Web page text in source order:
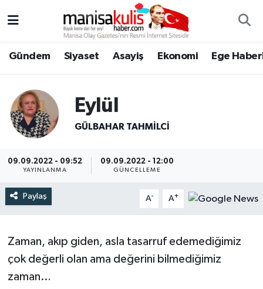
Gündem Siyaset Asayiş Ekonomi Ege
Eylül
GÜLBAHAR TAHMİLCİ
09.09.2022 - 09:52
YAYINLANMA
09.09.2022 - 12:00
GÜNCELLEME
Paylaş A- A+
Zaman, akıp giden, asla tasarruf edemediğimiz
çok değerli olan ama değerini bilmediğimiz
zaman…
Ege Haberleri
Ekonomi
Genel
Gündem
Resmi İlan
Spor
Türkiye
Yunusemre Hava Durumu
Yunusemre Trafik Yoğunluk Haritası
Süper Lig Puan Durumu ve Fikstür
Tüm Manşetler
Son Dakika Haberleri